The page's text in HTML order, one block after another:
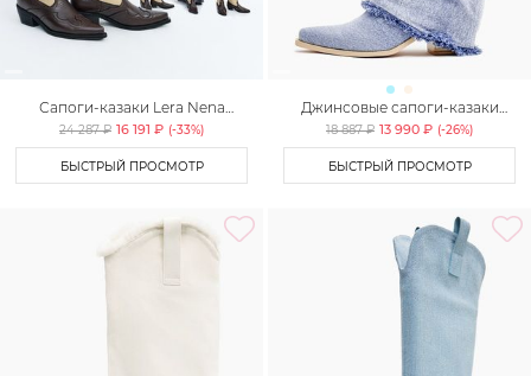
Сапоги-казаки Lera Nena
Unreal
24 287 ₽ 16 191 ₽ (-33%)
БЫСТРЫЙ ПРОСМОТР
Джинсовые сапоги-казаки
Lera Nena Unreal
18 887 ₽ 13 990 ₽ (-26%)
БЫСТРЫЙ ПРОСМОТР